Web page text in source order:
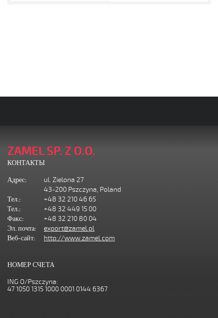
ZAMEL SP. Z O.O.
КОНТАКТЫ
Адрес:
ul. Zielona 27
43-200 Pszczyna, Poland
Тел.:
+48 32 210 46 65
Тел.:
+48 32 449 15 00
Факс:
+48 32 210 80 04
Эл. почта:
export@zamel.pl
Веб-сайт:
http://www.zamel.com
НОМЕР СЧЕТА
ING O/Pszczyna:
47 1050 1315 1000 0001 0144 6367